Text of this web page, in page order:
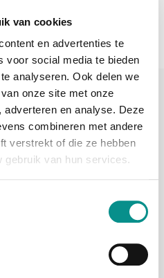
van cookies
en advertenties te
voor social media te bieden
analyseren. Ook delen we
onze site met onze
en analyse. Deze
combineren met andere
verstrekt of die ze hebben
gebruik van hun services.
in huis